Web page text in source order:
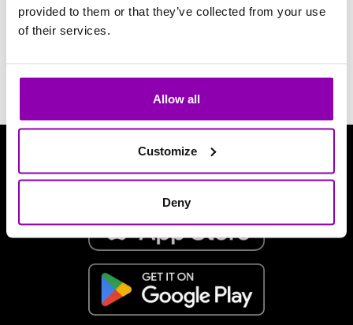
provided to them or that they’ve collected from your use
of their services.
Allow all
Customize
Deny
pytania
Pobierz naszą aplikację